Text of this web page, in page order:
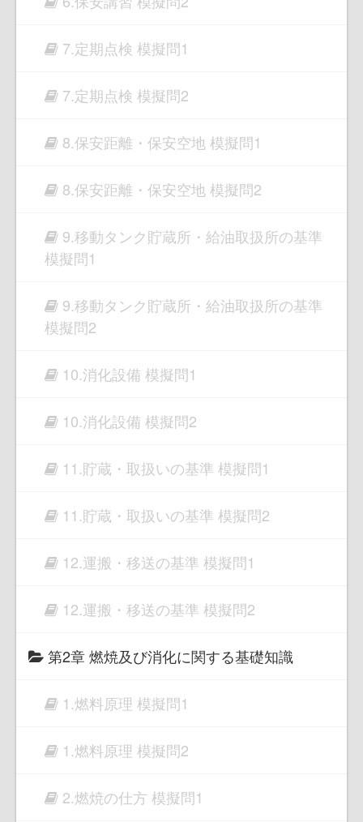
7.定期点検 模擬問1
7.定期点検 模擬問2
8.保安距離・保安空地 模擬問1
8.保安距離・保安空地 模擬問2
9.移動タンク貯蔵所・給油取扱所の基準
模擬問1
9.移動タンク貯蔵所・給油取扱所の基準
模擬問2
10.消化設備 模擬問1
10.消化設備 模擬問2
11.貯蔵・取扱いの基準 模擬問1
11.貯蔵・取扱いの基準 模擬問2
12.運搬・移送の基準 模擬問1
12.運搬・移送の基準 模擬問2
第2章 燃焼及び消化に関する基礎知識
1.燃料原理 模擬問1
1.燃料原理 模擬問2
2.燃焼の仕方 模擬問1